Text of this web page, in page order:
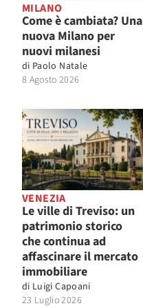
MILANO
Come è cambiata? Una
nuova Milano per
nuovi milanesi
di Paolo Natale
8 Agosto 2026
VENEZIA
Le ville di Treviso: un
patrimonio storico
che continua ad
affascinare il mercato
immobiliare
di Luigi Capoani
23 Luglio 2026